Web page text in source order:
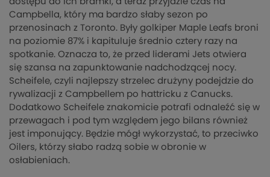
Campbella, który ma bardzo słaby sezon po
przenosinach z Toronto. Były golkiper Maple Leafs broni
na poziomie 87% i kapituluje średnio cztery razy na
spotkanie. Oznacza to, że przed liderami Jets otwiera
się szansa na zapunktowanie nadchodzącej nocy.
Scheifele, czyli najlepszy strzelec drużyny podejdzie do
rywalizacji z Campbellem po hattricku z Canucks.
Dodatkowo Scheifele znakomicie potrafi odnaleźć się w
przewagach i pod tym względem jego bilans również
jest imponujący. Będzie mógł wykorzystać, to przeciwko
Oilers, którzy słabo radzą sobie w obronie w
osłabieniach.